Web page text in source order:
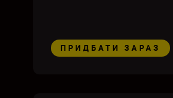
ПРИДБАТИ ЗАРАЗ